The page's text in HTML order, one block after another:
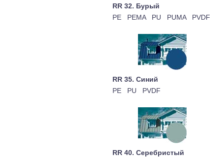
RR 32. Бурый
PE PEMA PU PUMA PVDF
RR 35. Cиний
PE PU PVDF
RR 40. Серебристый